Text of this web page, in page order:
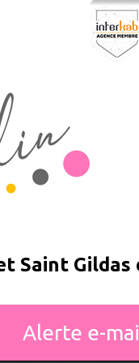
Saint Gildas
alerte e-